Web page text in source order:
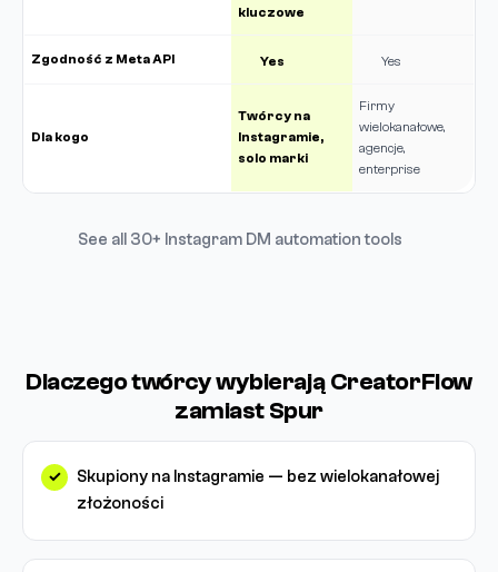
kluczowe
Zgodność z Meta API Yes Yes
Dla kogo
Twórcy na
Instagramie,
solo marki
Firmy
wielokanałowe,
agencje,
enterprise
See all 30+ Instagram DM automation tools
Dlaczego twórcy wybierają CreatorFlow
zamiast Spur
Skupiony na Instagramie — bez wielokanałowej
złożoności